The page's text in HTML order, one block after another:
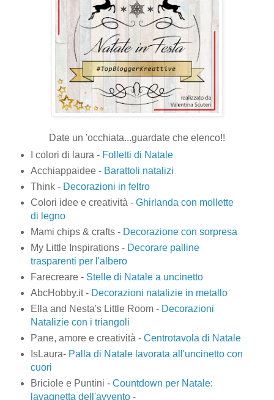
Date un 'occhiata...guardate che elenco!!
I colori di laura - Folletti di Natale
Acchiappaidee - Barattoli natalizi
Think - Decorazioni in feltro
Colori idee e creatività - Ghirlanda con mollette
di legno
Mami chips & crafts - Decorazione con sorpresa
My Little Inspirations - Decorare palline
trasparenti per l'albero
Farecreare - Stelle di Natale a uncinetto
AbcHobby.it - Decorazioni natalizie in metallo
Ella and Nesta's Little Room - Decorazioni
Natalizie con i triangoli
Pane, amore e creatività - Centrotavola di Natale
IsLaura- Palla di Natale lavorata all'uncinetto con
cuori
Briciole e Puntini - Countdown per Natale:
lavagnetta dell'avvento-